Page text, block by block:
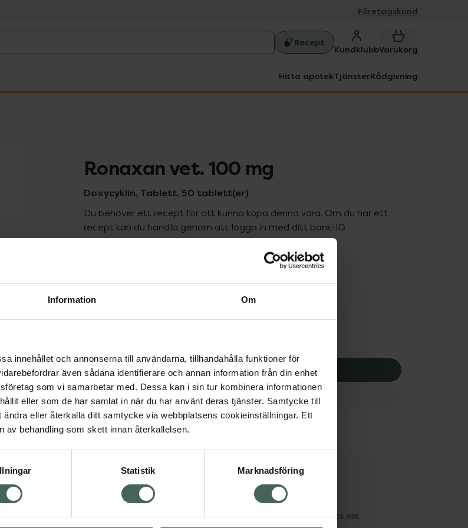
Information Om
innehållet och annonserna till användarna, tillhandahålla funktioner för
även sådana identifierare och annan information från din enhet
som vi samarbetar med. Dessa kan i sin tur kombinera informationen
eller som de har samlat in när du har använt deras tjänster. Samtycke till
eller återkalla ditt samtycke via webbplatsens cookieinställningar. Ett
behandling som skett innan återkallelsen.
Statistik Marknadsföring
Företagskund
Recept
KundklubbVarukorg
Hitta apotekTjänsterRådgivning
Ronaxan vet. 100 mg
Doxycyklin, Tablett, 50 tablett(er)
Du behöver ett recept för att kunna köpa denna vara. Om du har ett
recept kan du handla genom att logga in med ditt bank-ID.
Pris med recept
496,51 kr
Köp via ditt recept
Aktuella erbjudanden
Vanliga frågor
Om recept och läkemedel
Högkostnadsskyddet
Jobba hos oss